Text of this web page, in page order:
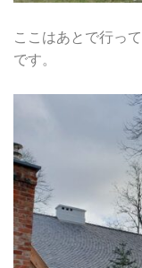
ここはあとで行っ
です。